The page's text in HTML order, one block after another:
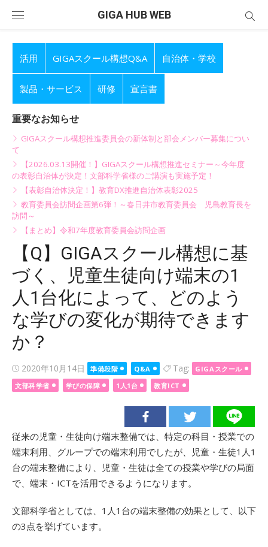
GIGA HUB WEB
活用 GIGAスクール構想Q&A 自治体・学校
製品・サービス 研修 宣言書
重要なお知らせ
GIGAスクール構想推進委員会の新体制と部会メンバー募集につい
て
【2026.03.13開催！】GIGAスクール構想推進セミナー～今年度
の表彰自治体が決定！文部科学省様のご講演も実施予定！
【表彰自治体決定！】教育DX推進自治体表彰2025
教育委員会訪問企画第6弾！～春日井市教育委員会 児島教育長を
訪問～
【まとめ】令和7年度教育委員会訪問企画
【Q】GIGAスクール構想に基
づく、児童生徒向け端末の1
人1台化によって、どのよう
な学びの変化が期待できます
か？
Posted
on
2020年10月14日 準備段階 Q&A Tag:
GIGAスクール
文部科学省
学びの保障 1人1台 教育ICT
従来の児童・生徒向け端末整備では、特定の科目・授業での
端末利用、グループでの端末利用でしたが、児童・生徒1人1
台の端末整備により、児童・生徒は全ての授業や学びの局面
で、端末・ICTを活用できるようになります。
文部科学省としては、1人1台の端末整備の効果として、以下
の3点を挙げています。